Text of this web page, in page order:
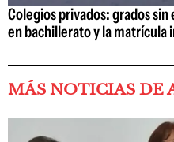
Colegios privados: grados
en bachillerato y la
MÁS NOTICIAS DE